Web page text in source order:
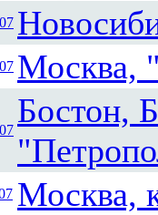
Москва,
Бостон,
Москва,